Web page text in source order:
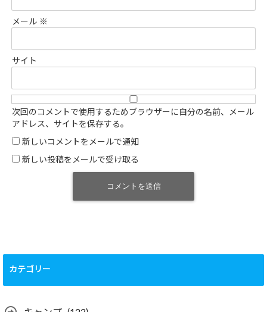
メール ※
サイト
次回のコメントで使用するためブラウザーに自分の名前、メール
アドレス、サイトを保存する。
新しいコメントをメールで通知
新しい投稿をメールで受け取る
カテゴリー